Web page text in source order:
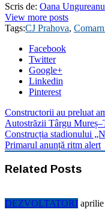
Scris de: Oana Ungureanu
View more posts
Tags:CJ Prahova,
Facebook
Twitter
Google+
Linkedin
Pinterest
Constructorii au preluat
Autostrăzii Târgu
Construcția stadionului
Primarul anunță ritm alert
Related Posts
DEZVOLTATORI